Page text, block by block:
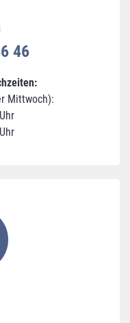
46
Mittwoch):